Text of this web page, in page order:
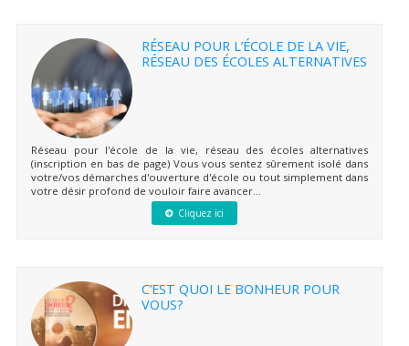
RÉSEAU POUR L’ÉCOLE DE LA VIE,
RÉSEAU DES ÉCOLES ALTERNATIVES
Réseau pour l'école de la vie, réseau des écoles alternatives
(inscription en bas de page) Vous vous sentez sûrement isolé dans
votre/vos démarches d'ouverture d'école ou tout simplement dans
votre désir profond de vouloir faire avancer...
Cliquez ici
C’EST QUOI LE BONHEUR POUR
VOUS?